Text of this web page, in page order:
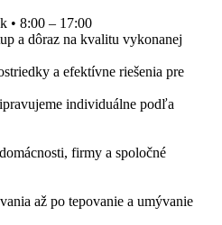
• 8:00 – 17:00
a dôraz na kvalitu vykonanej
a efektívne riešenia pre
individuálne podľa
firmy a spoločné
až po tepovanie a umývanie